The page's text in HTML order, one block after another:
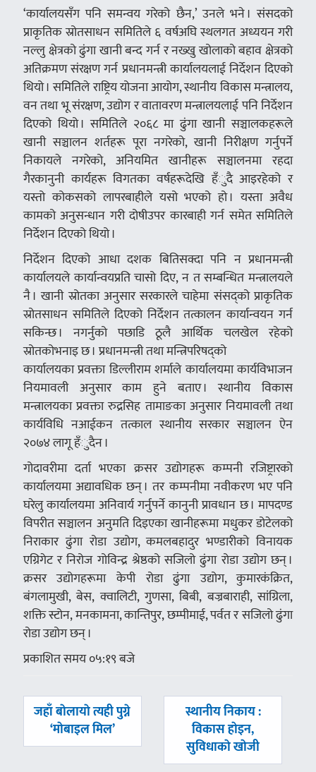
‘कार्यालयसँग पनि समन्वय गरेको छैन,’ उनले भने । संसदको
प्राकृतिक स्रोतसाधन समितिले ६ वर्षअघि स्थलगत अध्ययन गरी
नल्लु क्षेत्रको ढुंगा खानी बन्द गर्न र नख्खु खोलाको बहाव क्षेत्रको
अतिक्रमण संरक्षण गर्न प्रधानमन्त्री कार्यालयलाई निर्देशन दिएको
थियो । समितिले राष्ट्रिय योजना आयोग, स्थानीय विकास मन्त्रालय,
वन तथा भू संरक्षण, उद्योग र वातावरण मन्त्रालयलाई पनि निर्देशन
दिएको थियो । समितिले २०६८ मा ढुंगा खानी सञ्चालकहरूले
खानी सञ्चालन शर्तहरू पूरा नगरेको, खानी निरीक्षण गर्नुपर्ने
निकायले नगरेको, अनियमित खानीहरू सञ्चालनमा रहदा
गैरकानुनी कार्यहरू विगतका वर्षहरूदेखि हँुदै आइरहेको र
यस्तो कोकसको लापरबाहीले यसो भएको हो । यस्ता अवैध
कामको अनुसन्धान गरी दोषीउपर कारबाही गर्न समेत समितिले
निर्देशन दिएको थियो ।
निर्देशन दिएको आधा दशक बितिसक्दा पनि न प्रधानमन्त्री
कार्यालयले कार्यान्वयप्रति चासो दिए, न त सम्बन्धित मन्त्रालयले
नै । खानी स्रोतका अनुसार सरकारले चाहेमा संसद्को प्राकृतिक
स्रोतसाधन समितिले दिएको निर्देशन तत्कालन कार्यान्वयन गर्न
सकिन्छ । नगर्नुको पछाडि ठूलै आर्थिक चलखेल रहेको
स्रोतकोभनाइ छ । प्रधानमन्त्री तथा मन्त्रिपरिषद्को
कार्यालयका प्रवक्ता डिल्लीराम शर्माले कार्यालयमा कार्यविभाजन
नियमावली अनुसार काम हुने बताए । स्थानीय विकास
मन्त्रालयका प्रवक्ता रुद्रसिह तामाङका अनुसार नियमावली तथा
कार्यविधि नआईकन तत्काल स्थानीय सरकार सञ्चालन ऐन
२०७४ लागू हँुदैन ।
गोदावरीमा दर्ता भएका क्रसर उद्योगहरू कम्पनी रजिष्ट्रारको
कार्यालयमा अद्यावधिक छन् । तर कम्पनीमा नवीकरण भए पनि
घरेलु कार्यालयमा अनिवार्य गर्नुपर्ने कानुनी प्रावधान छ । मापदण्ड
विपरीत सञ्चालन अनुमति दिइएका खानीहरूमा मधुकर डोटेलको
निराकार ढुंगा रोडा उद्योग, कमलबहादुर भण्डारीको विनायक
एग्रिगेट र निरोज गोविन्द्र श्रेष्ठको सजिलो ढुंगा रोडा उद्योग छन् ।
क्रसर उद्योगहरूमा केपी रोडा ढुंगा उद्योग, कुमारकंक्रित,
बंगलामुखी, बेस, क्वालिटी, गुणसा, बिबी, बज्रबाराही, सांग्रिला,
शक्ति स्टोन, मनकामना, कान्तिपुर, छम्पीमाई, पर्वत र सजिलो ढुंगा
रोडा उद्योग छन् ।
प्रकाशित समय ०५:१९ बजे
पछिल्लाे
जहाँ बाेलायाे त्यही पुग्ने
‘माेबाइल मिल’
अघिल्लाे
स्थानीय निकाय :
विकास हाेइन,
सुविधाकाे खाेजी